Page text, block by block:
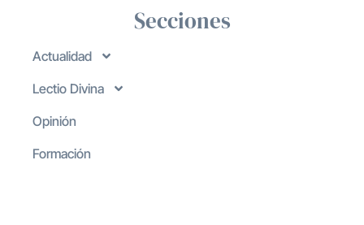
Secciones
Actualidad
Lectio Divina
Opinión
Formación